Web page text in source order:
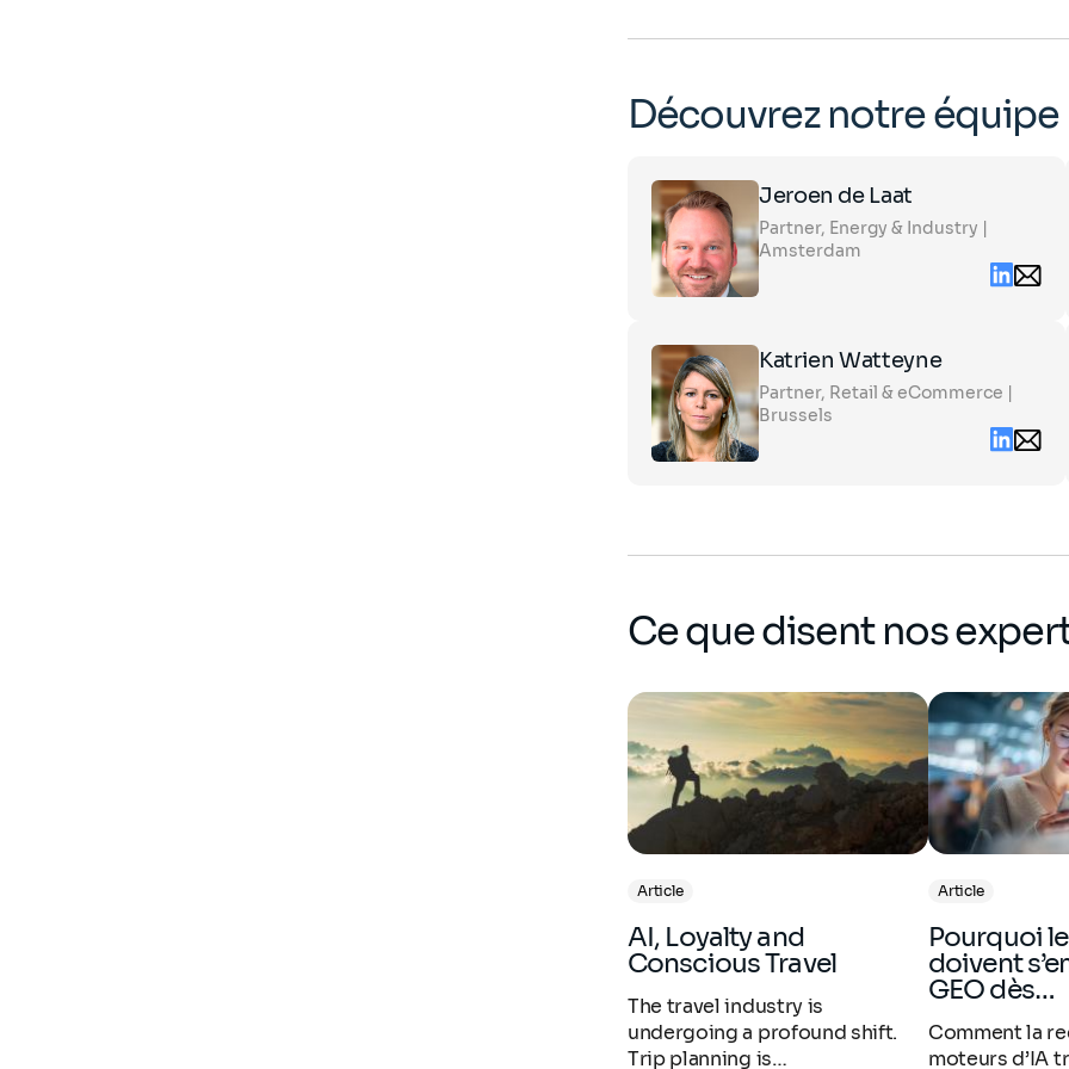
Découvrez notre équipe
Jeroen de Laat
Partner, Energy & Industry |
Amsterdam
Linkedin
Email
Click
on
the
card
to
full
profile
Katrien Watteyne
Partner, Retail & eCommerce |
Brussels
Linkedin
Email
Click
on
the
card
to
Ce que disent nos
Article
AI, Loyalty and
Conscious Travel
The travel industry is
undergoing a profound shift.
Trip planning is…
Article
Pourquoi les marques
doivent
GEO dès…
Comment la
moteurs d’IA